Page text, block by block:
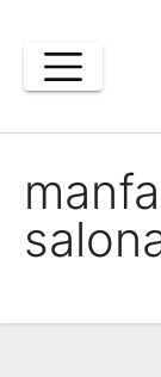
content